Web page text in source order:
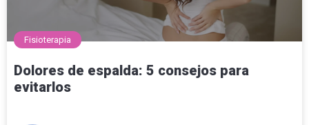
Fisioterapia
Dolores de espalda: 5 consejos para
evitarlos